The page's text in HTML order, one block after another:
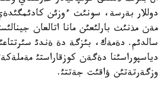
دوللار بةرسة، سونئث ءوزئن
مةن مذنئث بارلئعئن مانا اتالعان
سالدئم. دةمةك، بئزگة دة ةندئ سئرتتاعئ
دياسپوراسئنا دةگةن كوزقاراستئ
وزگةرتةتئن ؤاقئت جةتتئ.